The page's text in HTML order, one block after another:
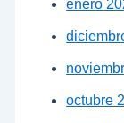
enero
octubre